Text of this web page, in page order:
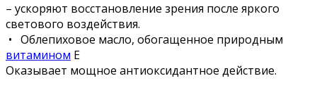
– ускоряют восстановление зрения после яркого
светового воздействия.
• Облепиховое масло, обогащенное природным
витамином Е
Оказывает мощное антиоксидантное действие.